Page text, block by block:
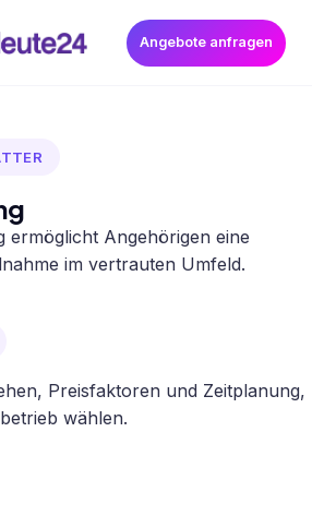
Angebote anfragen
ermöglicht Angehörigen eine
im vertrauten Umfeld.
Preisfaktoren und Zeitplanung,
wählen.